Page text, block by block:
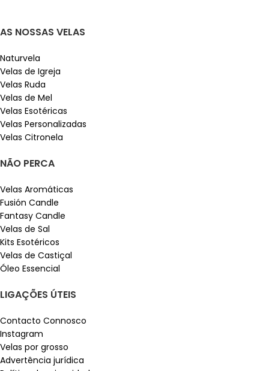
AS NOSSAS VELAS
Naturvela
Velas de Igreja
Velas Ruda
Velas de Mel
Velas Esotéricas
Velas Personalizadas
Velas Citronela
NÃO PERCA
Velas Aromáticas
Fusión Candle
Fantasy Candle
Velas de Sal
Kits Esotéricos
Velas de Castiçal
Óleo Essencial
LIGAÇÕES ÚTEIS
Contacto Connosco
Instagram
Velas por grosso
Advertência jurídica